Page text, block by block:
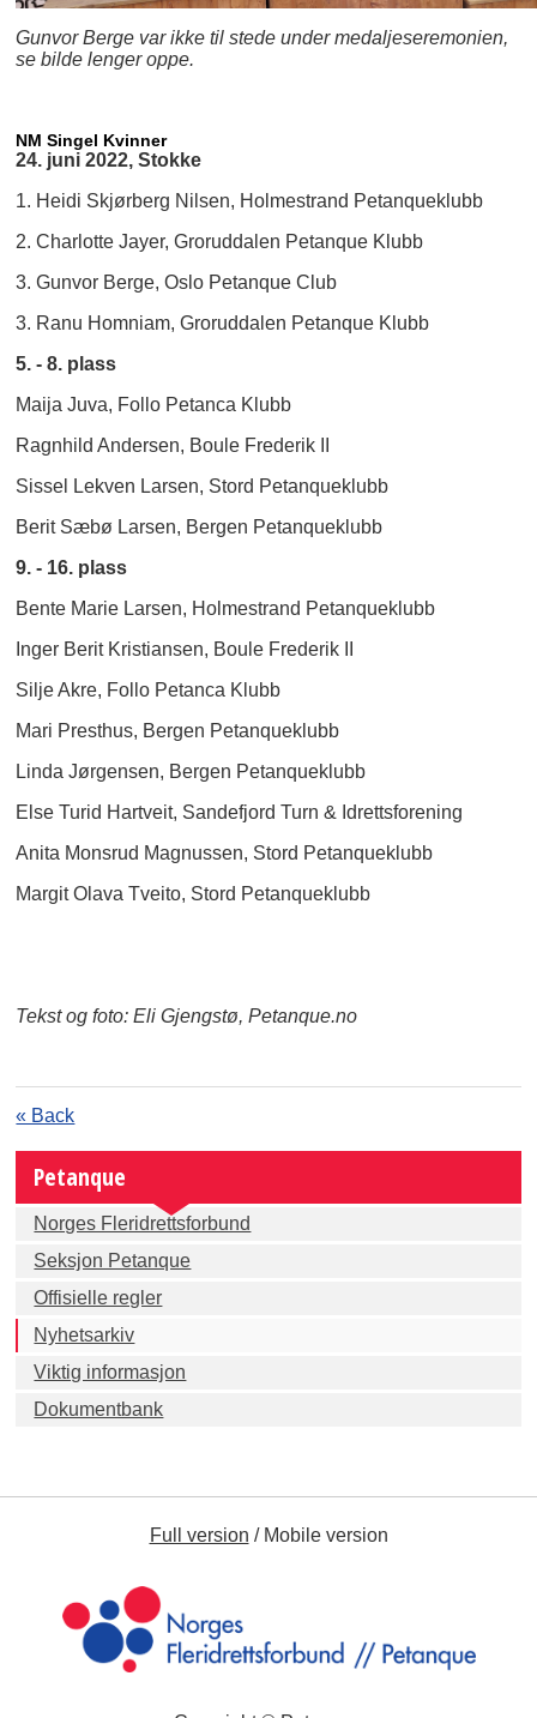
Gunvor Berge var ikke til stede under medaljeseremonien,
se bilde lenger oppe.
NM Singel Kvinner
24. juni 2022, Stokke
1. Heidi Skjørberg Nilsen, Holmestrand Petanqueklubb
2. Charlotte Jayer, Groruddalen Petanque Klubb
3. Gunvor Berge, Oslo Petanque Club
3. Ranu Homniam, Groruddalen Petanque Klubb
5. - 8. plass
Maija Juva, Follo Petanca Klubb
Ragnhild Andersen, Boule Frederik II
Sissel Lekven Larsen, Stord Petanqueklubb
Berit Sæbø Larsen, Bergen Petanqueklubb
9. - 16. plass
Bente Marie Larsen, Holmestrand Petanqueklubb
Inger Berit Kristiansen, Boule Frederik II
Silje Akre, Follo Petanca Klubb
Mari Presthus, Bergen Petanqueklubb
Linda Jørgensen, Bergen Petanqueklubb
Else Turid Hartveit, Sandefjord Turn & Idrettsforening
Anita Monsrud Magnussen, Stord Petanqueklubb
Margit Olava Tveito, Stord Petanqueklubb
Tekst og foto: Eli Gjengstø, Petanque.no
« Back
Petanque
Norges Fleridrettsforbund
Seksjon Petanque
Offisielle regler
Nyhetsarkiv
Viktig informasjon
Dokumentbank
Full version /Mobile version